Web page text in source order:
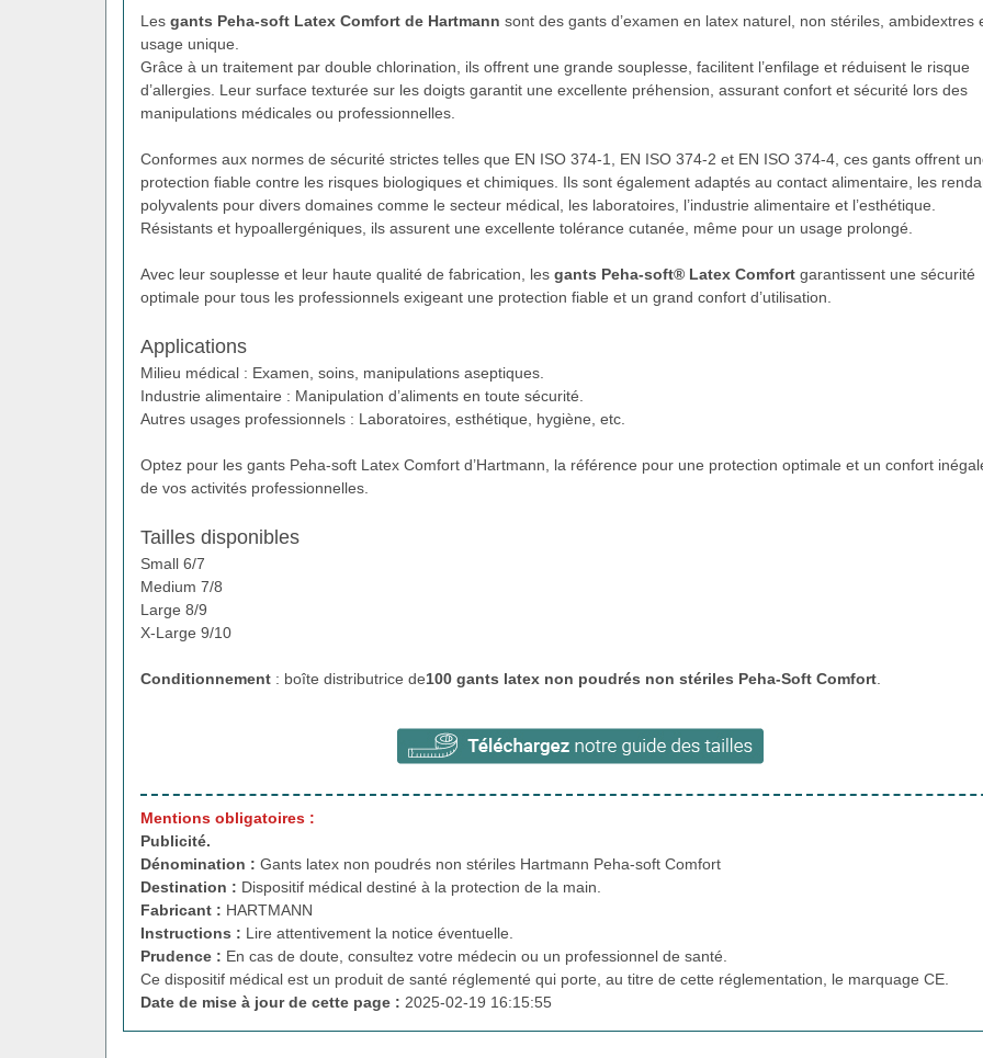
Les gants Peha-soft Latex Comfort de Hartmann sont des gants d’examen en latex naturel, non stériles, ambidextres
usage unique.
Grâce à un traitement par double chlorination, ils offrent une grande souplesse, facilitent l’enfilage et réduisent le risque
d’allergies. Leur surface texturée sur les doigts garantit une excellente préhension, assurant confort et sécurité lors des
manipulations médicales ou professionnelles.
Conformes aux normes de sécurité strictes telles que EN ISO 374-1, EN ISO 374-2 et EN ISO 374-4, ces gants offrent
protection fiable contre les risques biologiques et chimiques. Ils sont également adaptés au contact alimentaire, les
polyvalents pour divers domaines comme le secteur médical, les laboratoires, l’industrie alimentaire et l’esthétique.
Résistants et hypoallergéniques, ils assurent une excellente tolérance cutanée, même pour un usage prolongé.
Avec leur souplesse et leur haute qualité de fabrication, les gants Peha-soft® Latex Comfort garantissent une sécurité
optimale pour tous les professionnels exigeant une protection fiable et un grand confort d’utilisation.
Applications
Milieu médical : Examen, soins, manipulations aseptiques.
Industrie alimentaire : Manipulation d’aliments en toute sécurité.
Autres usages professionnels : Laboratoires, esthétique, hygiène, etc.
Optez pour les gants Peha-soft Latex Comfort d’Hartmann, la référence pour une protection optimale et un confort
de vos activités professionnelles.
Tailles disponibles
Small 6/7
Medium 7/8
Large 8/9
X-Large 9/10
Conditionnement : boîte distributrice de100 gants latex non poudrés non stériles Peha-Soft Comfort
Mentions obligatoires :
Publicité.
Dénomination : Gants latex non poudrés non stériles Hartmann Peha-soft Comfort
Destination : Dispositif médical destiné à la protection de la main.
Fabricant : HARTMANN
Instructions : Lire attentivement la notice éventuelle.
Prudence : En cas de doute, consultez votre médecin ou un professionnel de santé.
Ce dispositif médical est un produit de santé réglementé qui porte, au titre de cette réglementation, le marquage CE.
Date de mise à jour de cette page : 2025-02-19 16:15:55